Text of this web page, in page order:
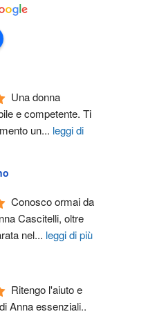
Una donna
e competente. Ti
un... leggi di
Conosco ormai da
Cascitelli, oltre
nel... leggi di più
Ritengo l'aiuto e
Anna essenziali..